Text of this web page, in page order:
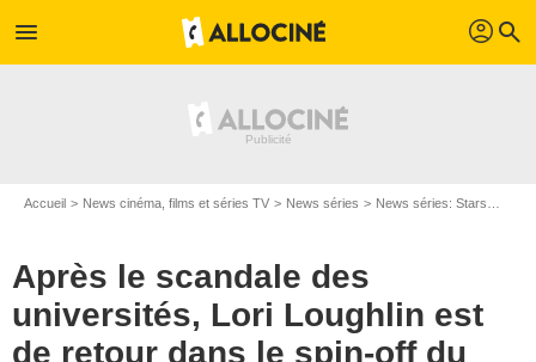
menu profil search
Accueil News cinéma, films et séries TV News séries News séries: Stars
Après le scandale des
universités, Lori Loughlin est
de retour dans le spin-off du